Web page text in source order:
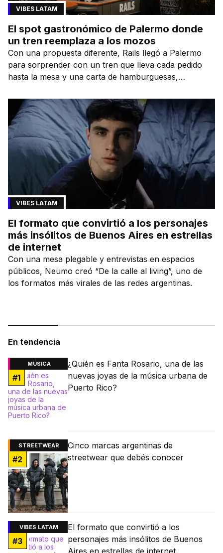
VIBES LATAM
El spot gastronómico de Palermo donde
un tren reemplaza a los mozos
Con una propuesta diferente, Rails llegó a Palermo
para sorprender con un tren que lleva cada pedido
hasta la mesa y una carta de hamburguesas,
VIBES LATAM
El formato que convirtió a los personajes
más insólitos de Buenos Aires en estrellas
de internet
Con una mesa plegable y entrevistas en espacios
públicos, Neumo creó “De la calle al living”, uno de
los formatos más virales de las redes argentinas.
En tendencia
MÚSICA
#1
¿Quién es Fanta Rosario, una de las
nuevas joyas de la música urbana de
Puerto Rico?
STREETWEAR
#2
Cinco marcas argentinas de
streetwear que debés conocer
VIBES LATAM
#3
El formato que convirtió a los
personajes más insólitos de Buenos